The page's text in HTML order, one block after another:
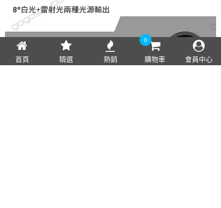
首頁 精選 熱銷
0
購物車 會員中心